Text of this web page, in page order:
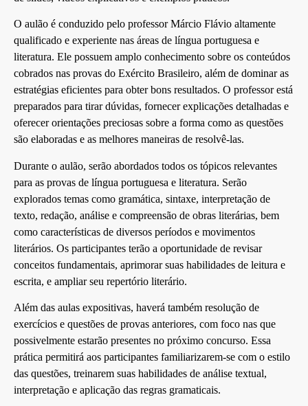
O aulão é conduzido pelo professor Márcio Flávio altamente
qualificado e experiente nas áreas de língua portuguesa e
literatura. Ele possuem amplo conhecimento sobre os conteúdos
cobrados nas provas do Exército Brasileiro, além de dominar as
estratégias eficientes para obter bons resultados. O professor está
preparados para tirar dúvidas, fornecer explicações detalhadas e
oferecer orientações preciosas sobre a forma como as questões
são elaboradas e as melhores maneiras de resolvê-las.
Durante o aulão, serão abordados todos os tópicos relevantes
para as provas de língua portuguesa e literatura. Serão
explorados temas como gramática, sintaxe, interpretação de
texto, redação, análise e compreensão de obras literárias, bem
como características de diversos períodos e movimentos
literários. Os participantes terão a oportunidade de revisar
conceitos fundamentais, aprimorar suas habilidades de leitura e
escrita, e ampliar seu repertório literário.
Além das aulas expositivas, haverá também resolução de
exercícios e questões de provas anteriores, com foco nas que
possivelmente estarão presentes no próximo concurso. Essa
prática permitirá aos participantes familiarizarem-se com o estilo
das questões, treinarem suas habilidades de análise textual,
interpretação e aplicação das regras gramaticais.